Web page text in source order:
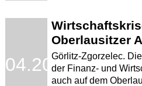
Oberlausitzer
Görlitz-Zgorzelec.
der Finanz- und
auch auf dem